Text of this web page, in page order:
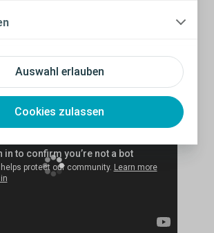
Auswahl erlauben
Cookies zulassen
Schließen
quadratisch